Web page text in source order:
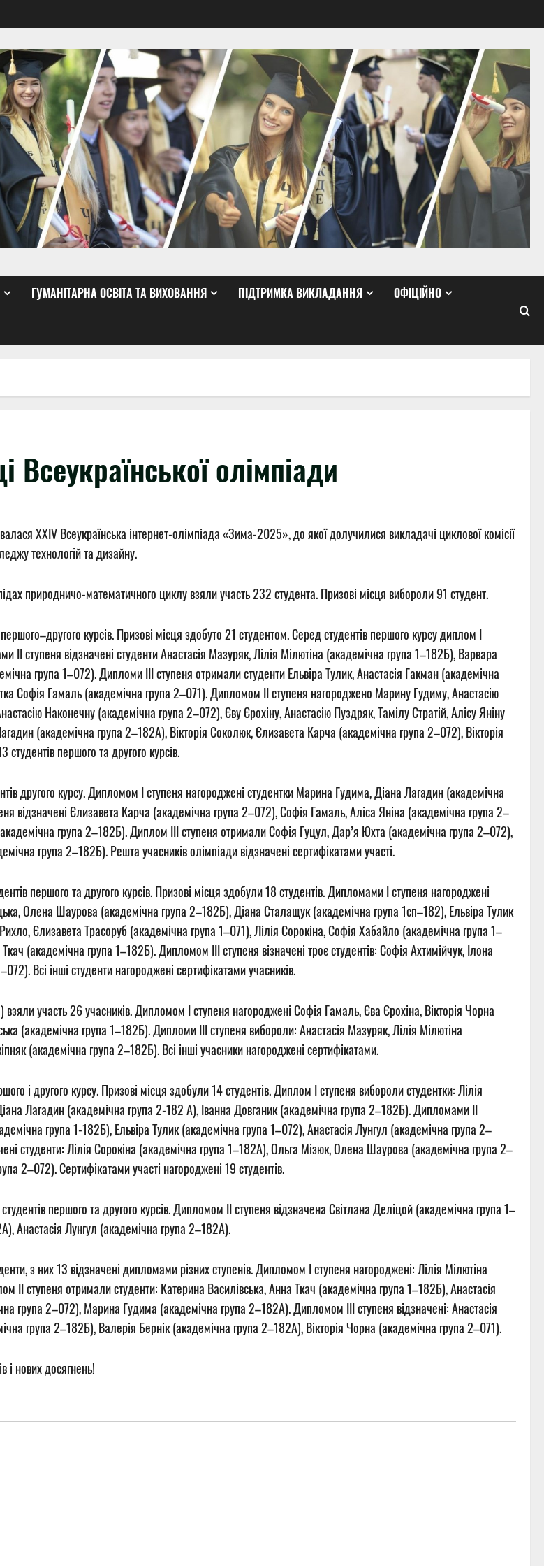
ГУМАНІТАРНА ОСВІТА ТА ВИХОВАННЯ ПІДТРИМКА ВИКЛАДАННЯ ОФІЦІЙНО
олімпіади
XXІV Всеукраїнська інтернет-олімпіада «Зима-2025», до якої долучилися викладачі циклової комісії
технологій та дизайну.
природничо-математичного циклу взяли участь 232 студента. Призові місця вибороли 91 студент.
курсів. Призові місця здобуто 21 студентом. Серед студентів першого курсу диплом І
ступеня відзначені студенти Анастасія Мазуряк, Лілія Мілютіна (академічна група 1–182Б), Варвара
група 1–072). Дипломи ІІІ ступеня отримали студенти Ельвіра Тулик, Анастасія Гакман (академічна
Софія Гамаль (академічна група 2–071). Дипломом ІІ ступеня нагороджено Марину Гудиму, Анастасію
Наконечну (академічна група 2–072), Єву Єрохіну, Анастасію Пуздряк, Тамілу Стратій, Алісу Яніну
(академічна група 2–182А), Вікторія Соколюк, Єлизавета Карча (академічна група 2–072), Вікторія
першого та другого курсів.
другого курсу. Дипломом I ступеня нагороджені студентки Марина Гудима, Діана Лагадин (академічна
Єлизавета Карча (академічна група 2–072), Софія Гамаль, Аліса Яніна (академічна група 2–
група 2–182Б). Диплом III ступеня отримали Софія Гуцул, Дар’я Юхта (академічна група 2–072),
група 2–182Б). Решта учасників олімпіади відзначені сертифікатами участі.
першого та другого курсів. Призові місця здобули 18 студентів. Дипломами І ступеня нагороджені
Олена Шаурова (академічна група 2–182Б), Діана Сталащук (академічна група 1сп–182), Ельвіра Тулик
Єлизавета Трасоруб (академічна група 1–071), Лілія Сорокіна, Софія Хабайло (академічна група 1–
(академічна група 1–182Б). Дипломом ІІІ ступеня візначені троє студентів: Софія Ахтимійчук, Ілона
Всі інші студенти нагороджені сертифікатами учасників.
участь 26 учасників. Дипломом І ступеня нагороджені Софія Гамаль, Єва Єрохіна, Вікторія Чорна
(академічна група 1–182Б). Дипломи ІІІ ступеня вибороли: Анастасія Мазуряк, Лілія Мілютіна
(академічна група 2–182Б). Всі інші учасники нагороджені сертифікатами.
і другого курсу. Призові місця здобули 14 студентів. Диплом І ступеня вибороли студентки: Лілія
Лагадин (академічна група 2-182 А), Іванна Довганик (академічна група 2–182Б). Дипломами ІІ
група 1-182Б), Ельвіра Тулик (академічна група 1–072), Анастасія Лунгул (академічна група 2–
студенти: Лілія Сорокіна (академічна група 1–182А), Ольга Мізюк, Олена Шаурова (академічна група 2–
2–072). Сертифікатами участі нагороджені 19 студентів.
першого та другого курсів. Дипломом ІІ ступеня відзначена Світлана Деліцой (академічна група 1–
Анастасія Лунгул (академічна група 2–182А).
з них 13 відзначені дипломами різних ступенів. Дипломом І ступеня нагороджені: Лілія Мілютіна
ступеня отримали студенти: Катерина Василівська, Анна Ткач (академічна група 1–182Б), Анастасія
група 2–072), Марина Гудима (академічна група 2–182А). Дипломом ІІІ ступеня відзначені: Анастасія
група 2–182Б), Валерія Бернік (академічна група 2–182А), Вікторія Чорна (академічна група 2–071).
і нових досягнень!